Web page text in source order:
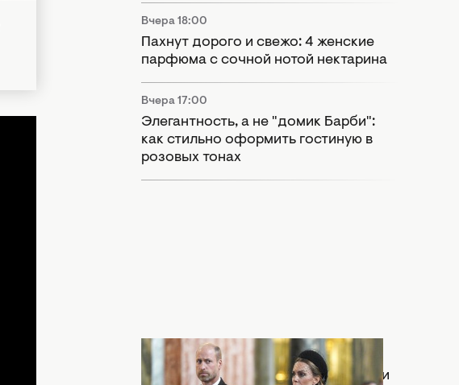
Вчера 18:00
Пахнут дорого и свежо: 4 женские
парфюма с сочной нотой нектарина
Вчера 17:00
Элегантность, а не "домик Барби":
как стильно оформить гостиную в
розовых тонах
Вчера 15:55
Раскол в монархии: Кейт Миддлтон и